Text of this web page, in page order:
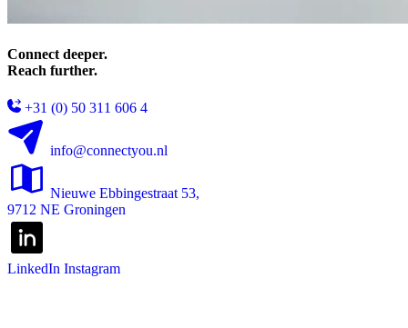
Connect deeper.
Reach further.
+31 (0) 50 311 606 4
info@connectyou.nl
Nieuwe Ebbingestraat 53,
9712 NE Groningen
LinkedIn Instagram